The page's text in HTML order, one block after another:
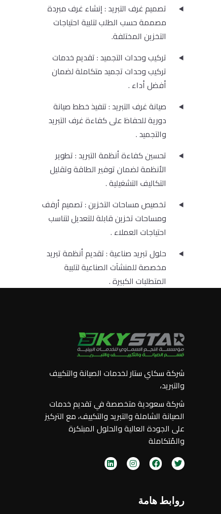
تصميم غرف التبريد : إنشاء غرف مبردة
مصممة حسب الطلب لتلبية احتياجات
التخزين المختلفة.
تركيب وحدات التجميد : تقديم خدمات
تركيب وحدات تجميد متكاملة لضمان
أفضل أداء .
صيانة غرف التبريد : تنفيذ خطط صيانة
دورية للحفاظ على كفاءة غرف التبريد
والتجميد .
تحسين كفاءة أنظمة التبريد : تطوير
الأنظمة لضمان توفير الطاقة وتقليل
التكاليف التشغيلية .
تخصيص مساحات التخزين : تصميم أرفف
ومساحات تخزين قابلة للتعديل لتناسب
احتياجات العملاء .
حلول تبريد صناعية : تقديم أنظمة تبريد
مخصصة للمنشآت الصناعية لتلبية
المتطلبات الكبيرة .
شركة سكاي ستار لخدمات الصيانة والتكييف
والتبريد،
شركة سعودية متخصصة في تقديم خدمات
الصيانة الشاملة والتبريد والتكييف، مع التركيز
على الجودة العالية والحلول المبتكرة
والمُتكاملة
روابط هامة